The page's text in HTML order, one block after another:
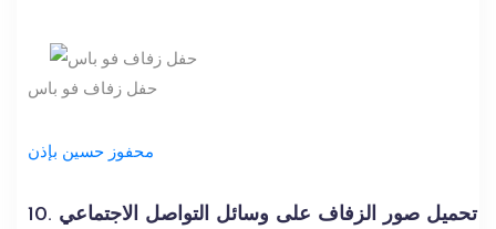
حفل زفاف فو باس
محفوز حسين بإذن
10. تحميل صور الزفاف على وسائل التواصل الاجتماعي